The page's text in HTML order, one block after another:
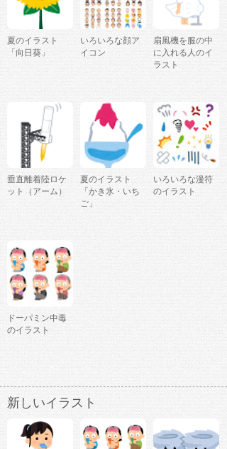
夏のイラスト
「向日葵」
いろいろな顔ア
イコン
扇風機を服の中
に入れる人のイ
ラスト
垂直離着陸ロケ
ット（アーム）
夏のイラスト
「かき氷・いち
ご」
いろいろな漫符
のイラスト
ドーパミン中毒
のイラスト
新しいイラスト